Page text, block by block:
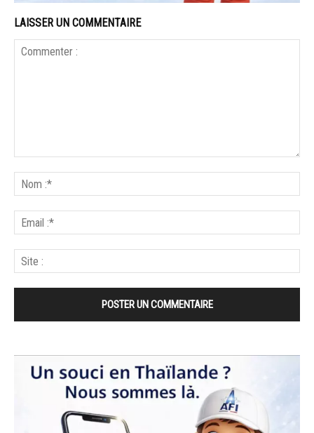
LAISSER UN COMMENTAIRE